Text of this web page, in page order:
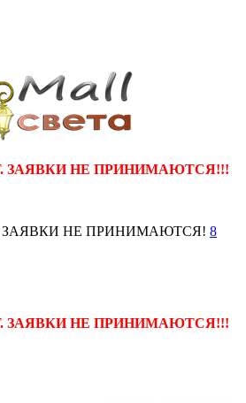
ЗАЯВКИ НЕ ПРИНИМАЮТСЯ!!!
ЗАЯВКИ НЕ ПРИНИМАЮТСЯ! 8
ЗАЯВКИ НЕ ПРИНИМАЮТСЯ!!!